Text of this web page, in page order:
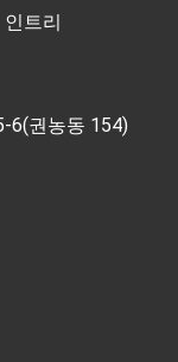
트리
6(권농동 154)